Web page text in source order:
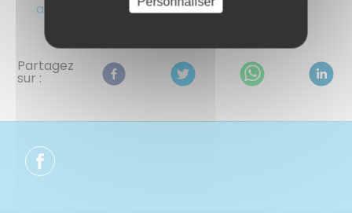
actualités
09/02/2022
Partagez
sur :